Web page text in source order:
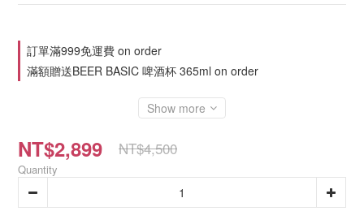
訂單滿999免運費 on order
滿額贈送BEER BASIC 啤酒杯 365ml on order
Show more
NT$2,899 NT$4,500
Quantity